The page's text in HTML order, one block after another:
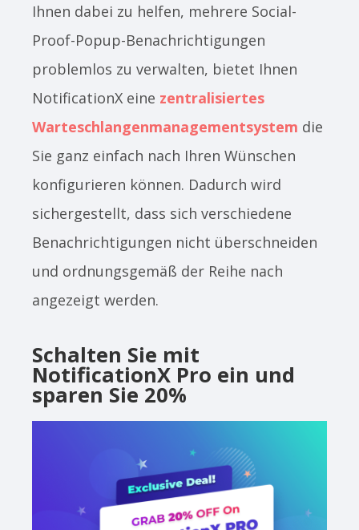
Ihnen dabei zu helfen, mehrere Social-
Proof-Popup-Benachrichtigungen
problemlos zu verwalten, bietet Ihnen
NotificationX eine zentralisiertes
Warteschlangenmanagementsystem die
Sie ganz einfach nach Ihren Wünschen
konfigurieren können. Dadurch wird
sichergestellt, dass sich verschiedene
Benachrichtigungen nicht überschneiden
und ordnungsgemäß der Reihe nach
angezeigt werden.
Schalten Sie mit
NotificationX Pro ein und
sparen Sie 20%